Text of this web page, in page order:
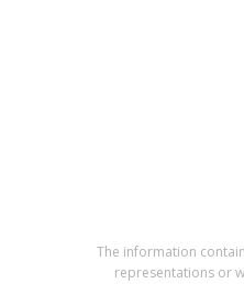
The information
representations or